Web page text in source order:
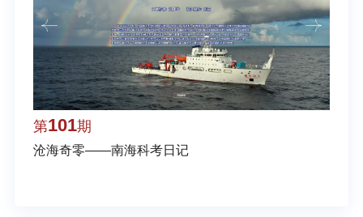
第101期
沧海奇零——南海科考日记